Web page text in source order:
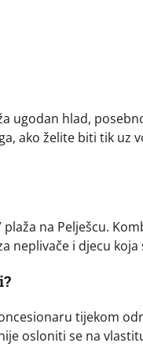
ugodan hlad,
ako želite biti tik uz
na Pelješcu.
neplivače i djecu
tijekom
osloniti se na